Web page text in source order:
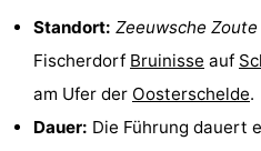
Haamstede
Frühstück)
Strand
Sehen
&
-
Standort: Zeeuwsche Zoute
Fischerdorf Bruinisse auf
am Ufer der Oosterschelde.
Dauer: Die Führung dauert